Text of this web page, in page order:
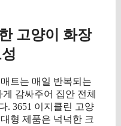
고양이 화장
트는 매일 반복되는
감싸주어 집안 전체
. 3651 이지클린 고양
형 제품은 넉넉한 크